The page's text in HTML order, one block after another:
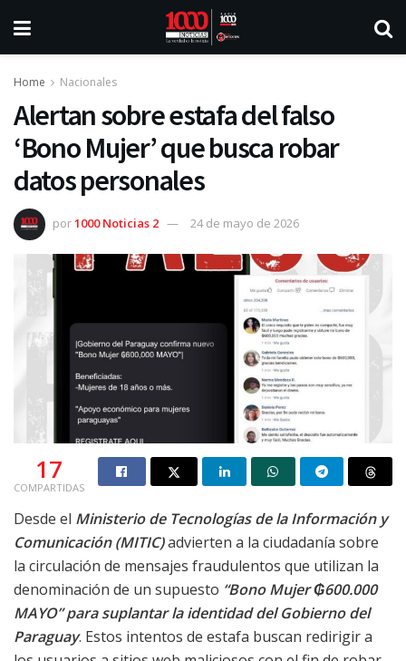
Home Nacionales
Alertan sobre estafa del falso
‘Bono Mujer’ que busca robar
datos personales
por1000 Noticias 2 24 de mayo de 2026
17
COMPARTIDAS
Desde el Ministerio de Tecnologías de la Información y
Comunicación (MITIC)advierten a la ciudadanía sobre
la circulación de mensajes fraudulentos que utilizan la
denominación de un supuesto “Bono Mujer ₲600.000
MAYO”para suplantar la identidad del Gobierno del
Paraguay. Estos intentos de estafa buscan redirigir a